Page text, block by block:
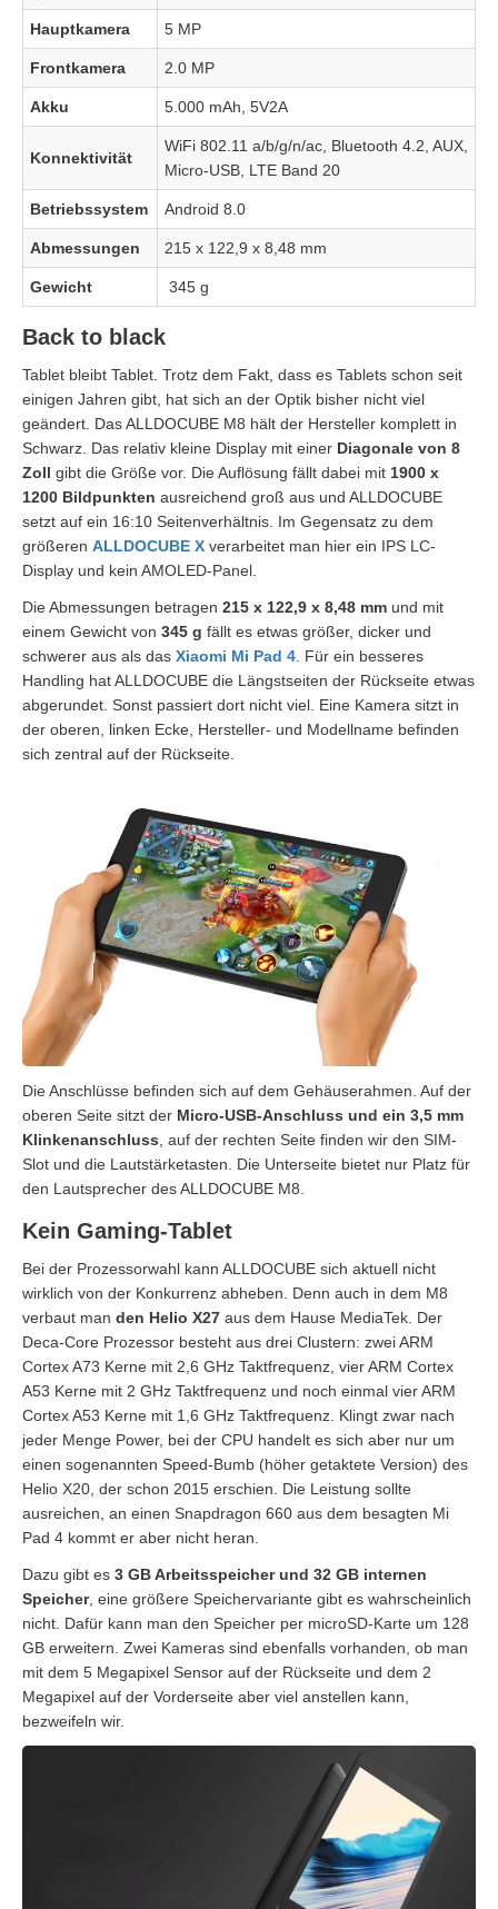
Hauptkamera 5 MP
Frontkamera 2.0 MP
Akku 5.000 mAh, 5V2A
Konnektivität
WiFi 802.11 a/b/g/n/ac, Bluetooth 4.2, AUX,
Micro-USB, LTE Band 20
Betriebssystem Android 8.0
Abmessungen 215 x 122,9 x 8,48 mm
Gewicht 345 g
Back to black
Tablet bleibt Tablet. Trotz dem Fakt, dass es Tablets schon seit
einigen Jahren gibt, hat sich an der Optik bisher nicht viel
geändert. Das ALLDOCUBE M8 hält der Hersteller komplett in
Schwarz. Das relativ kleine Display mit einer Diagonale von 8
Zoll gibt die Größe vor. Die Auflösung fällt dabei mit 1900 x
1200 Bildpunkten ausreichend groß aus und ALLDOCUBE
setzt auf ein 16:10 Seitenverhältnis. Im Gegensatz zu dem
größeren ALLDOCUBE X verarbeitet man hier ein IPS LC-
Display und kein AMOLED-Panel.
Die Abmessungen betragen 215 x 122,9 x 8,48 mm und mit
einem Gewicht von 345 g fällt es etwas größer, dicker und
schwerer aus als das Xiaomi Mi Pad 4 . Für ein besseres
Handling hat ALLDOCUBE die Längstseiten der Rückseite etwas
abgerundet. Sonst passiert dort nicht viel. Eine Kamera sitzt in
der oberen, linken Ecke, Hersteller- und Modellname befinden
sich zentral auf der Rückseite.
Die Anschlüsse befinden sich auf dem Gehäuserahmen. Auf der
oberen Seite sitzt der Micro-USB-Anschluss und ein 3,5 mm
Klinkenanschluss , auf der rechten Seite finden wir den SIM-
Slot und die Lautstärketasten. Die Unterseite bietet nur Platz für
den Lautsprecher des ALLDOCUBE M8.
Kein Gaming-Tablet
Bei der Prozessorwahl kann ALLDOCUBE sich aktuell nicht
wirklich von der Konkurrenz abheben. Denn auch in dem M8
verbaut man den Helio X27 aus dem Hause MediaTek. Der
Deca-Core Prozessor besteht aus drei Clustern: zwei ARM
Cortex A73 Kerne mit 2,6 GHz Taktfrequenz, vier ARM Cortex
A53 Kerne mit 2 GHz Taktfrequenz und noch einmal vier ARM
Cortex A53 Kerne mit 1,6 GHz Taktfrequenz. Klingt zwar nach
jeder Menge Power, bei der CPU handelt es sich aber nur um
einen sogenannten Speed-Bumb (höher getaktete Version) des
Helio X20, der schon 2015 erschien. Die Leistung sollte
ausreichen, an einen Snapdragon 660 aus dem besagten Mi
Pad 4 kommt er aber nicht heran.
Dazu gibt es 3 GB Arbeitsspeicher und 32 GB internen
Speicher, eine größere Speichervariante gibt es wahrscheinlich
nicht. Dafür kann man den Speicher per microSD-Karte um 128
GB erweitern. Zwei Kameras sind ebenfalls vorhanden, ob man
mit dem 5 Megapixel Sensor auf der Rückseite und dem 2
Megapixel auf der Vorderseite aber viel anstellen kann,
bezweifeln wir.